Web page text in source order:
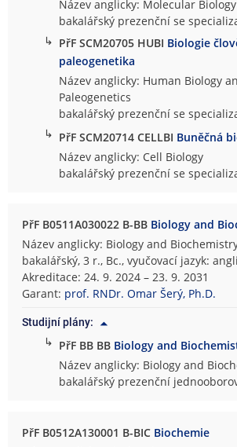
Název anglicky: Molecular
bakalářský prezenční se
↳ PřF SCM20705 HUBI Biologie
paleogenetika
Název anglicky: Human Biology
Paleogenetics
bakalářský prezenční se
↳ PřF SCM20714 CELLBI Buněčná
Název anglicky: Cell Biology
bakalářský prezenční se
PřF B0511A030022 B-BB Biology and
Název anglicky: Biology and
bakalářský, 3 r., Bc., vyučovací jazyk:
Akreditace: 24. 9. 2024 – 23. 9. 2031
Garant: prof. RNDr. Omar Šerý, Ph.D.
Studijní plány:
↳ PřF BB BB Biology and
Název anglicky: Biology and
bakalářský prezenční
PřF B0512A130001 B-BIC Biochemie